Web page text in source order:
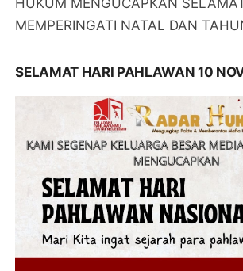
MEMPERINGATI NATAL DAN
SELAMAT HARI PAHLAWAN 10